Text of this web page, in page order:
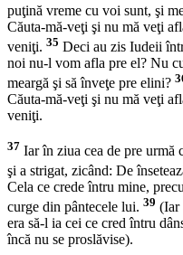
puţină vreme cu voi sunt, şi
Căuta-mă-veţi şi nu mă veţi
veniţi. 35 Deci au zis Iudeii
noi nu-l vom afla pre el? Nu
meargă şi să înveţe pre elini?
Căuta-mă-veţi şi nu mă veţi
veniţi.
37 Iar în ziua cea de pre urmă
şi a strigat, zicând: De
Cela ce crede întru mine,
curge din pântecele lui. 39 (Iar
era să-l ia cei ce cred întru
încă nu se proslăvise).